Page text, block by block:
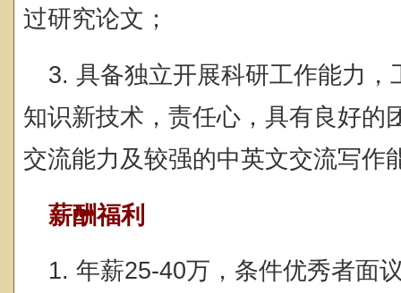
过研究论文；
3. 具备独立开展科研工作能力
知识新技术，责任心，具有良好的
交流能力及较强的中英文交流写作
薪酬福利
1. 年薪25-40万，条件优秀者面